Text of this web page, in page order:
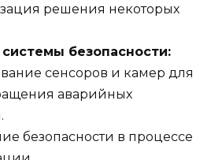
решения некоторых
безопасности:
сенсоров и камер для
аварийных
безопасности в процессе